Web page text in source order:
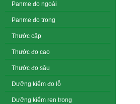
Panme đo ngoài
Panme đo trong
Thước cặp
Thước đo cao
Thước đo sâu
Dưỡng kiểm đo lỗ
Dưỡng kiểm ren trong